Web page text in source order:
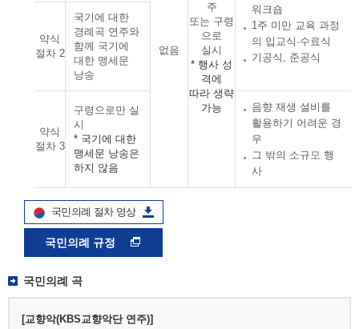
없음
주
또는 구령
으로
실시
* 행사 성
격에
따라 생략
가능
워크숍
1주 미만 교육 과정
의 입교식·수료식
기공식, 준공식
약식
절차 2
국기에 대한
경례곡 연주와
함께 국기에
대한 맹세문
낭송
약식
절차 3
구령으로만 실
시
* 국기에 대한
맹세문 낭송은
하지 않음
음향 재생 설비를
활용하기 어려운 경
우
그 밖의 소규모 행
사
국민의례 절차 영상
국민의례 규정
국민의례 곡
[교향악(KBS교향악단 연주)]